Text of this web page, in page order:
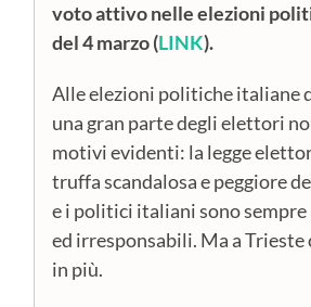
voto attivo nelle elezioni
del 4 marzo (LINK).
Alle elezioni politiche italiane
una gran parte degli elettori
motivi evidenti: la legge
truffa scandalosa e peggiore
e i politici italiani sono sempre
ed irresponsabili. Ma a Trieste
in più.